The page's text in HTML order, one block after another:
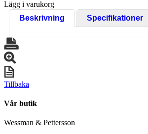
Lägg i varukorg
Beskrivning
Specifikationer
Tillbaka
Vår butik
Wessman & Pettersson